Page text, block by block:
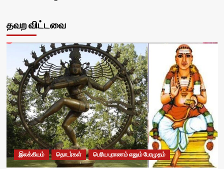
தவற விட்டவை
இலக்கியம் தொடர்கள் பெரிய புராணம் எனும் பேரமுதம்